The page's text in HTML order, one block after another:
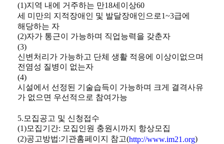
(1)지역 내에 거주하는 만18세이상60
세 미만의 지적장애인 및 발달장애인으로1~3급에
해당하는 자
(2)자가 통근이 가능하며 직업능력을 갖춘자
(3)
신변처리가 가능하고 단체 생활 적응에 이상이없으며
전염성 질병이 없는자
(4)
시설에서 선정된 기술습득이 가능하며 크게 결격사유
가 없으면 우선적으로 참여가능
5. 모집공고 및 신청접수
(1)모집기간: 모집인원 충원시까지 항상모집
(2)공고방법:기관홈페이지 참고(http://www.im21.org)